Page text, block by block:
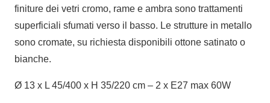
finiture dei vetri cromo, rame e ambra sono trattamenti
superficiali sfumati verso il basso. Le strutture in metallo
sono cromate, su richiesta disponibili ottone satinato o
bianche.
Ø 13 x L 45/400 x H 35/220 cm – 2 x E27 max 60W